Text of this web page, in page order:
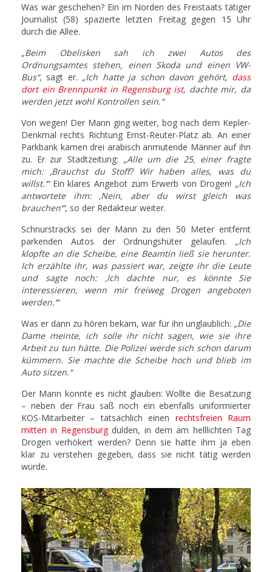
Was war geschehen? Ein im Norden des Freistaats tätiger
Journalist (58) spazierte letzten Freitag gegen 15 Uhr
durch die Allee.
„Beim Obelisken sah ich zwei Autos des
Ordnungsamtes stehen, einen Skoda und einen VW-
Bus“, sagt er. „Ich hatte ja schon davon gehört, dass
dort ein Brennpunkt in Regensburg ist, dachte mir, da
werden jetzt wohl Kontrollen sein.“
Von wegen! Der Mann ging weiter, bog nach dem Kepler-
Denkmal rechts Richtung Ernst-Reuter-Platz ab. An einer
Parkbank kamen drei arabisch anmutende Männer auf ihn
zu. Er zur Stadtzeitung: „Alle um die 25, einer fragte
mich: ‚Brauchst du Stoff? Wir haben alles, was du
willst.‘“Ein klares Angebot zum Erwerb von Drogen! „Ich
antwortete ihm: ‚Nein, aber du wirst gleich was
brauchen‘“, so der Redakteur weiter.
Schnurstracks sei der Mann zu den 50 Meter entfernt
parkenden Autos der Ordnungshüter gelaufen. „Ich
klopfte an die Scheibe, eine Beamtin ließ sie herunter.
Ich erzählte ihr, was passiert war, zeigte ihr die Leute
und sagte noch: ‚Ich dachte nur, es könnte Sie
interessieren, wenn mir freiweg Drogen angeboten
werden.‘“
Was er dann zu hören bekam, war für ihn unglaublich: „Die
Dame meinte, ich solle ihr nicht sagen, wie sie ihre
Arbeit zu tun hätte. Die Polizei werde sich schon darum
kümmern. Sie machte die Scheibe hoch und blieb im
Auto sitzen.“
Der Mann konnte es nicht glauben: Wollte die Besatzung
– neben der Frau saß noch ein ebenfalls uniformierter
KOS-Mitarbeiter – tatsächlich einen rechtsfreien Raum
mitten in Regensburgdulden, in dem am helllichten Tag
Drogen verhökert werden? Denn sie hatte ihm ja eben
klar zu verstehen gegeben, dass sie nicht tätig werden
würde.